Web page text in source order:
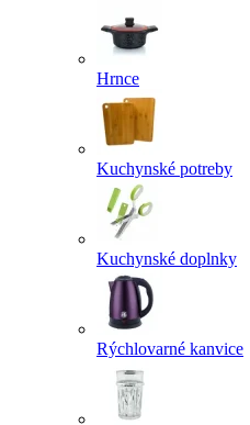
Hrnce
Kuchynské potreby
Kuchynské doplnky
Rýchlovarné kanvice